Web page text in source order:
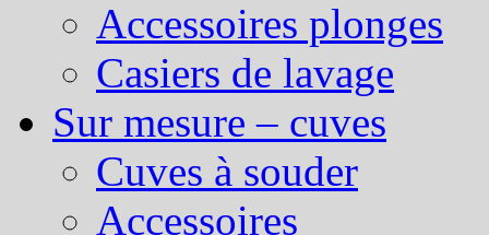
Accessoires plonges
Casiers de lavage
Sur mesure – cuves
Cuves à souder
Accessoires